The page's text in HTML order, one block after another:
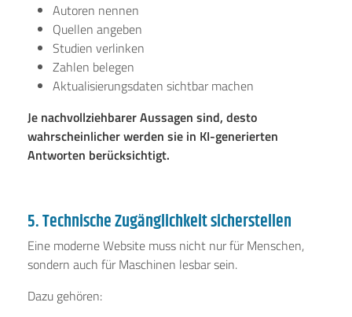
Autoren nennen
Quellen angeben
Studien verlinken
Zahlen belegen
Aktualisierungsdaten sichtbar machen
Je nachvollziehbarer Aussagen sind, desto
wahrscheinlicher werden sie in KI-generierten
Antworten berücksichtigt.
5. Technische Zugänglichkeit sicherstellen
Eine moderne Website muss nicht nur für Menschen,
sondern auch für Maschinen lesbar sein.
Dazu gehören: